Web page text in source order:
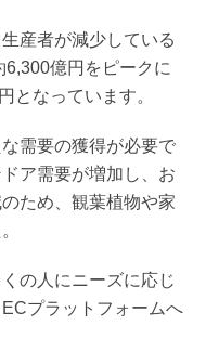
産者が減少している
億円をピークに
となっています。
需要の獲得が必要で
ア需要が増加し、お
ため、観葉植物や家
の人にニーズに応じ
プラットフォームへ